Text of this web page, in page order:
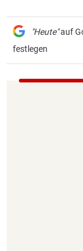
"Heute"auf
festlegen